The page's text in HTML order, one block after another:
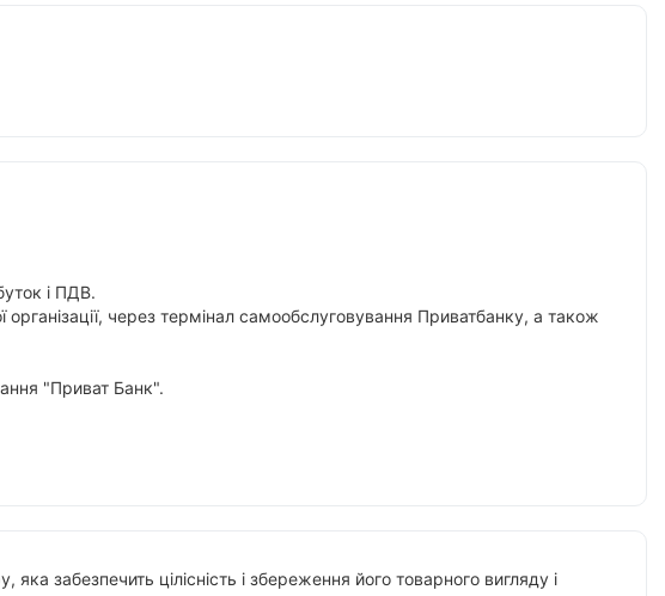
і ПДВ.
через термінал самообслуговування Приватбанку, а також
"Приват Банк".
забезпечить цілісність і збереження його товарного вигляду і